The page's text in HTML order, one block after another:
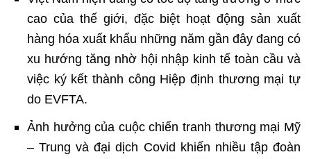
cao của thế giới, đặc biệt hoạt động sản xuất
hàng hóa xuất khẩu những năm gần đây đang có
xu hướng tăng nhờ hội nhập kinh tế toàn cầu và
việc ký kết thành công Hiệp định thương mại tự
do EVFTA.
Ảnh hưởng của cuộc chiến tranh thương mại Mỹ
– Trung và đại dịch Covid khiến nhiều tập đoàn